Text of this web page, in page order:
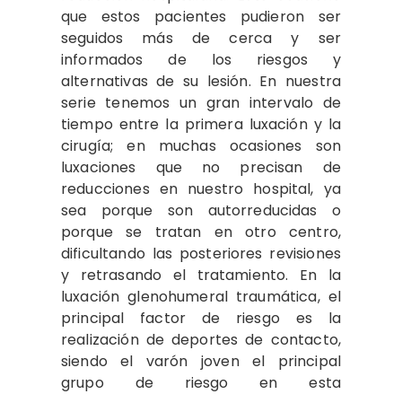
que estos pacientes pudieron ser
seguidos más de cerca y ser
informados de los riesgos y
alternativas de su lesión. En nuestra
serie tenemos un gran intervalo de
tiempo entre la primera luxación y la
cirugía; en muchas ocasiones son
luxaciones que no precisan de
reducciones en nuestro hospital, ya
sea porque son autorreducidas o
porque se tratan en otro centro,
dificultando las posteriores revisiones
y retrasando el tratamiento. En la
luxación glenohumeral traumática, el
principal factor de riesgo es la
realización de deportes de contacto,
siendo el varón joven el principal
grupo de riesgo en esta